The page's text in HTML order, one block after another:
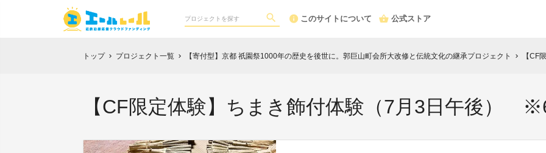
このサイトについて 公式ストア
トップ chevron_right プロジェクト一覧 chevron_right 【寄付型】京都 祇園祭1000年の歴史を後世に。郭巨山町会所大改修と伝統文化の継承プロジェクト chevron_right 【CF
【CF限定体験】ちまき飾付体験（7月3日午後）